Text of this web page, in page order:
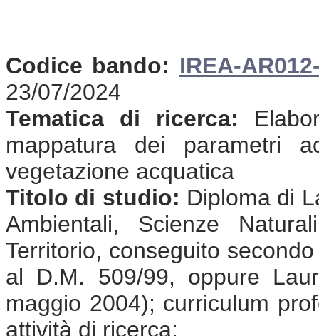
Codice bando: IREA-
23/07/2024
Tematica di ricerca:
mappatura dei parametri
vegetazione acquatica
Titolo di studio: Diploma di
Ambientali, Scienze
Territorio, conseguito
al D.M. 509/99, oppure
maggio 2004); curriculum
attività di ricerca;